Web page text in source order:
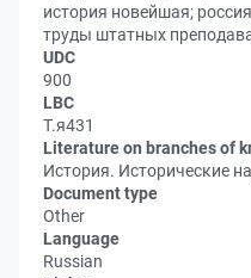
история новейшая;
труды штатных
UDC
900
LBC
Т.я431
Literature on branches of
История. Исторические
Document type
Other
Language
Russian